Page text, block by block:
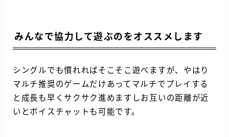
みんなで協力して遊ぶのをオススメします
シングルでも慣れればそこそこ遊べますが、やはり
マルチ推奨のゲームだけあってマルチでプレイする
と成長も早くサクサク進めますしお互いの距離が近
いとボイスチャットも可能です。